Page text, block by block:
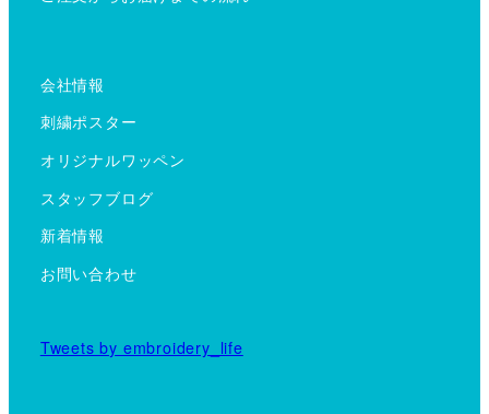
会社情報
刺繍ポスター
オリジナルワッペン
スタッフブログ
新着情報
お問い合わせ
Tweets by embroidery_life